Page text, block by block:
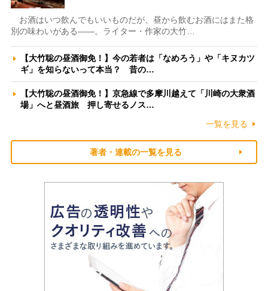
お酒はいつ飲んでもいいものだが、昼から飲むお酒にはまた格
別の味わいがある――。ライター・作家の大竹…
【大竹聡の昼酒御免！】今の若者は「なめろう」や「キヌカツ
ギ」を知らないって本当？ 昔の…
【大竹聡の昼酒御免！】京急線で多摩川越えて「川崎の大衆酒
場」へと昼酒旅 押し寄せるノス…
一覧を見る
著者・連載の一覧を見る